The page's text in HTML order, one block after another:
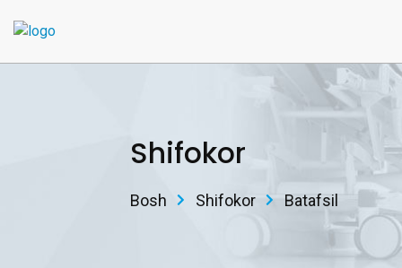
Shifokor
Bosh Shifokor Batafsil